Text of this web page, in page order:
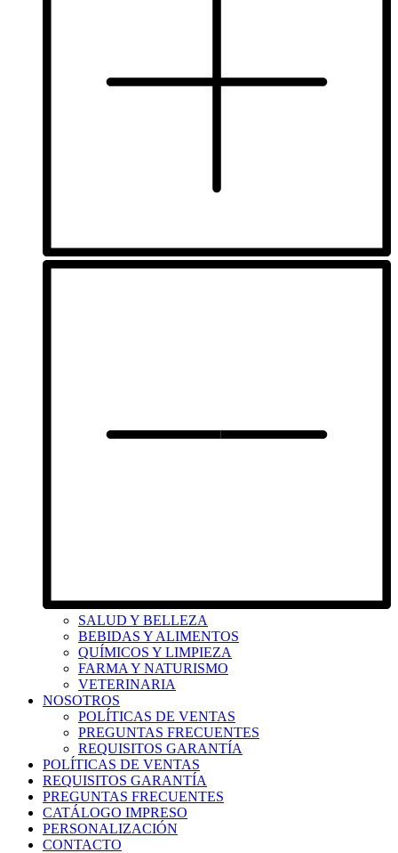
SALUD Y BELLEZA
BEBIDAS Y ALIMENTOS
QUÍMICOS Y LIMPIEZA
FARMA Y NATURISMO
VETERINARIA
NOSOTROS
POLÍTICAS DE VENTAS
PREGUNTAS FRECUENTES
REQUISITOS GARANTÍA
POLÍTICAS DE VENTAS
REQUISITOS GARANTÍA
PREGUNTAS FRECUENTES
CATÁLOGO IMPRESO
PERSONALIZACIÓN
CONTACTO